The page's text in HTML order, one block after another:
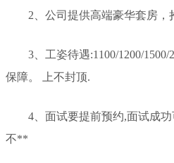
2、公司提供高端豪华套房，
3、工姿待遇:1100/1200/1500/
保障。 上不封顶.
4、面试要提前预约,面试成
不**